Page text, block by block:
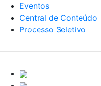
Eventos
Central de Conteúdo
Processo Seletivo